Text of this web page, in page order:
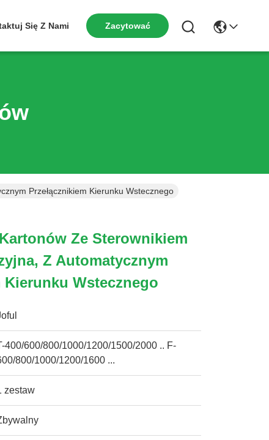
Się Z Nami Zacytować
Przełącznikiem Kierunku Wstecznego
Ze Sterownikiem
Z Automatycznym
Kierunku Wstecznego
400/600/800/1000/1200/1500/2000 .. F-
800/1000/1200/1600 ...
zestaw